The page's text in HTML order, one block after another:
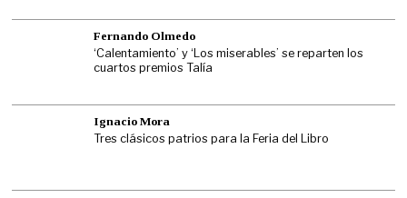
Fernando Olmedo
‘Calentamiento’ y ‘Los miserables’ se reparten los
cuartos premios Talía
Ignacio Mora
Tres clásicos patrios para la Feria del Libro